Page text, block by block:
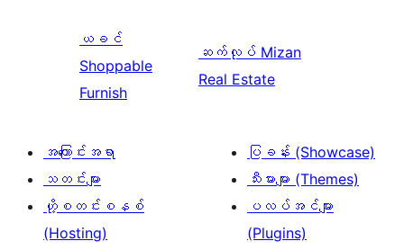
ယခင်
Shoppable
Furnish
ဆက်လုပ် Mizan
Real Estate
အကြောင်းအရာ
သတင်းများ
ဟို့စတင်းစနစ်
(Hosting)
ပြခန်း (Showcase)
သီးမားများ (Themes)
ပလပ်အင်များ
(Plugins)